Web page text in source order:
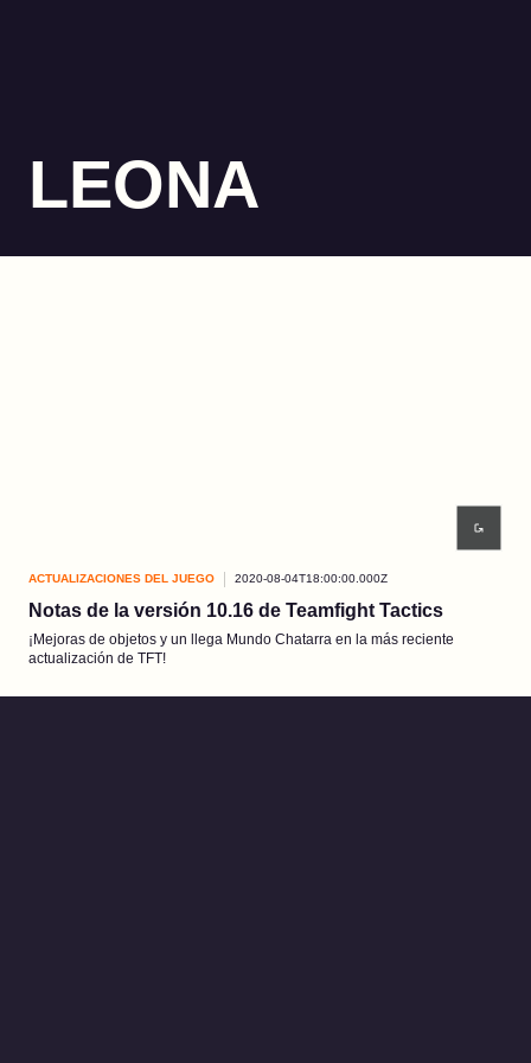
LEONA
ACTUALIZACIONES DEL JUEGO 2020-08-04T18:00:00.000Z
Notas de la versión 10.16 de Teamfight Tactics
¡Mejoras de objetos y un llega Mundo Chatarra en la más reciente
actualización de TFT!